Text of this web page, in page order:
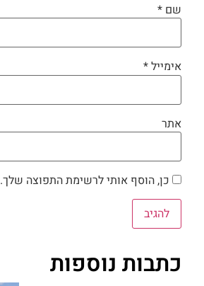
שם *
אימייל*
אתר
כן, הוסף אותי לרשימת התפוצה שלך.
כתבות נוספות